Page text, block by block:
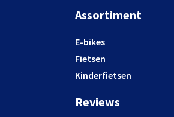
Assortiment
E-bikes
Fietsen
Kinderfietsen
Reviews